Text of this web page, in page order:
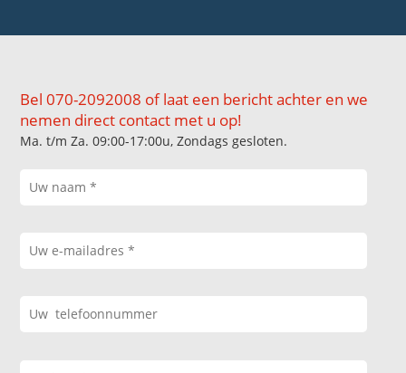
Bel 070-2092008 of laat een bericht achter en we
nemen direct contact met u op!
Ma. t/m Za. 09:00-17:00u, Zondags gesloten.